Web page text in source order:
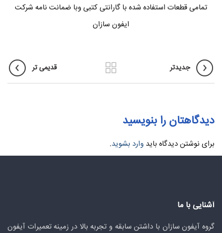
تمامی قطعات استفاده شده با گارانتی کتبی وبا ضمانت نامه شرکت
ایفون سازان
جدیدتر قدیمی تر
دیدگاهتان را بنویسید
برای نوشتن دیدگاه باید وارد بشوید.
آشنایی با ما
گروه آیفون سازان با داشتن سابقه و تجربه بالا در زمینه تعمیرات آیفون